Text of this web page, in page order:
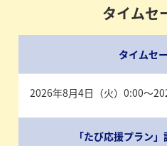
タイムセ
タイムセ
2026年8月4日（火）0:00～
「たび応援プラン